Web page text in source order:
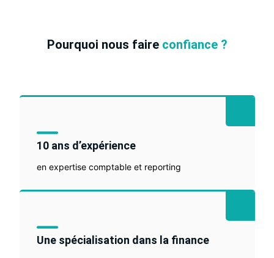
Pourquoi nous faire confiance ?
10 ans d’expérience
en expertise comptable et reporting
Une spécialisation dans la finance